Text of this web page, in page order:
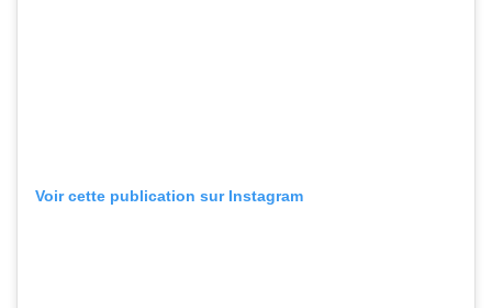
Voir cette publication sur Instagram